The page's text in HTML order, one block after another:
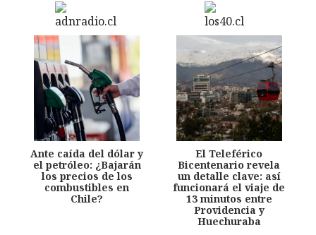
Ante caída del dólar y
el petróleo: ¿Bajarán
los precios de los
combustibles en
Chile?
El Teleférico
Bicentenario revela
un detalle clave: así
funcionará el viaje de
13 minutos entre
Providencia y
Huechuraba